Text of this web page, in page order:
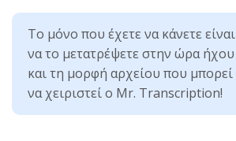
Το μόνο που έχετε να κάνετε είναι
να το μετατρέψετε στην ώρα ήχου
και τη μορφή αρχείου που μπορεί
να χειριστεί ο Mr. Transcription!